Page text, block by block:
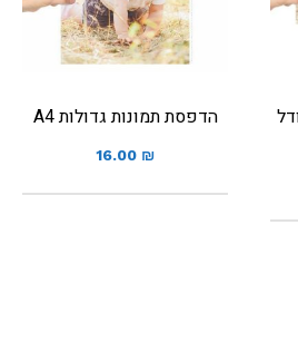
הדפסת תמונות גדולות A4
16.00 ₪